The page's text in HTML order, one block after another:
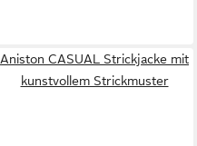
Aniston CASUAL Strickjacke mit
kunstvollem Strickmuster